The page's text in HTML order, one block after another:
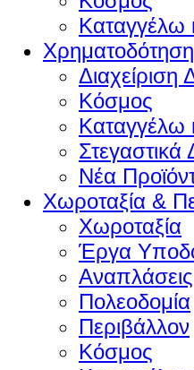
Καταγγέλω
Χρηματοδότηση
Διαχείριση
Κόσμος
Καταγγέλω
Στεγαστικά
Νέα
Χωροταξία &
Χωροταξία
Έργα
Αναπλάσεις
Πολεοδομία
Περιβάλλον
Κόσμος